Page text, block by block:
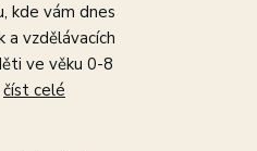
kde vám dnes
vzdělávacích
ve věku 0-8
číst celé